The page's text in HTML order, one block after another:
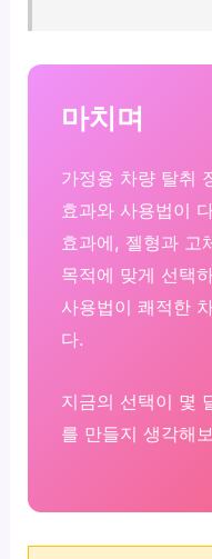
마치며
가정용 차량 탈취
효과와 사용법이
효과에, 젤형과 고
목적에 맞게 선택
사용법이 쾌적한
다.
지금의 선택이 몇
를 만들지 생각해